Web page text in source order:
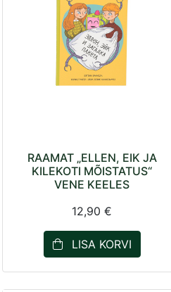
RAAMAT „ELLEN, EIK JA
KILEKOTI MÕISTATUS“
VENE KEELES
12,90 €
LISA KORVI